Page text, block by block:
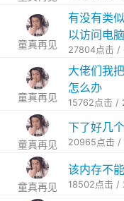
童真再见
有没有类
以访问电
27804点击
童真再见
大佬们我
怎么办
15762点击
童真再见
下了好几
20965点击
童真再见
该内存不
18502点击